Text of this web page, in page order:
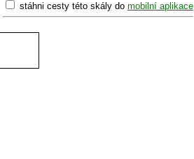
stáhni cesty této skály do mobilní aplikace